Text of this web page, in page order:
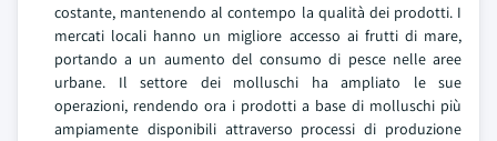
costante, mantenendo al contempo la qualità dei prodotti. I
mercati locali hanno un migliore accesso ai frutti di mare,
portando a un aumento del consumo di pesce nelle aree
urbane. Il settore dei molluschi ha ampliato le sue
operazioni, rendendo ora i prodotti a base di molluschi più
ampiamente disponibili attraverso processi di produzione